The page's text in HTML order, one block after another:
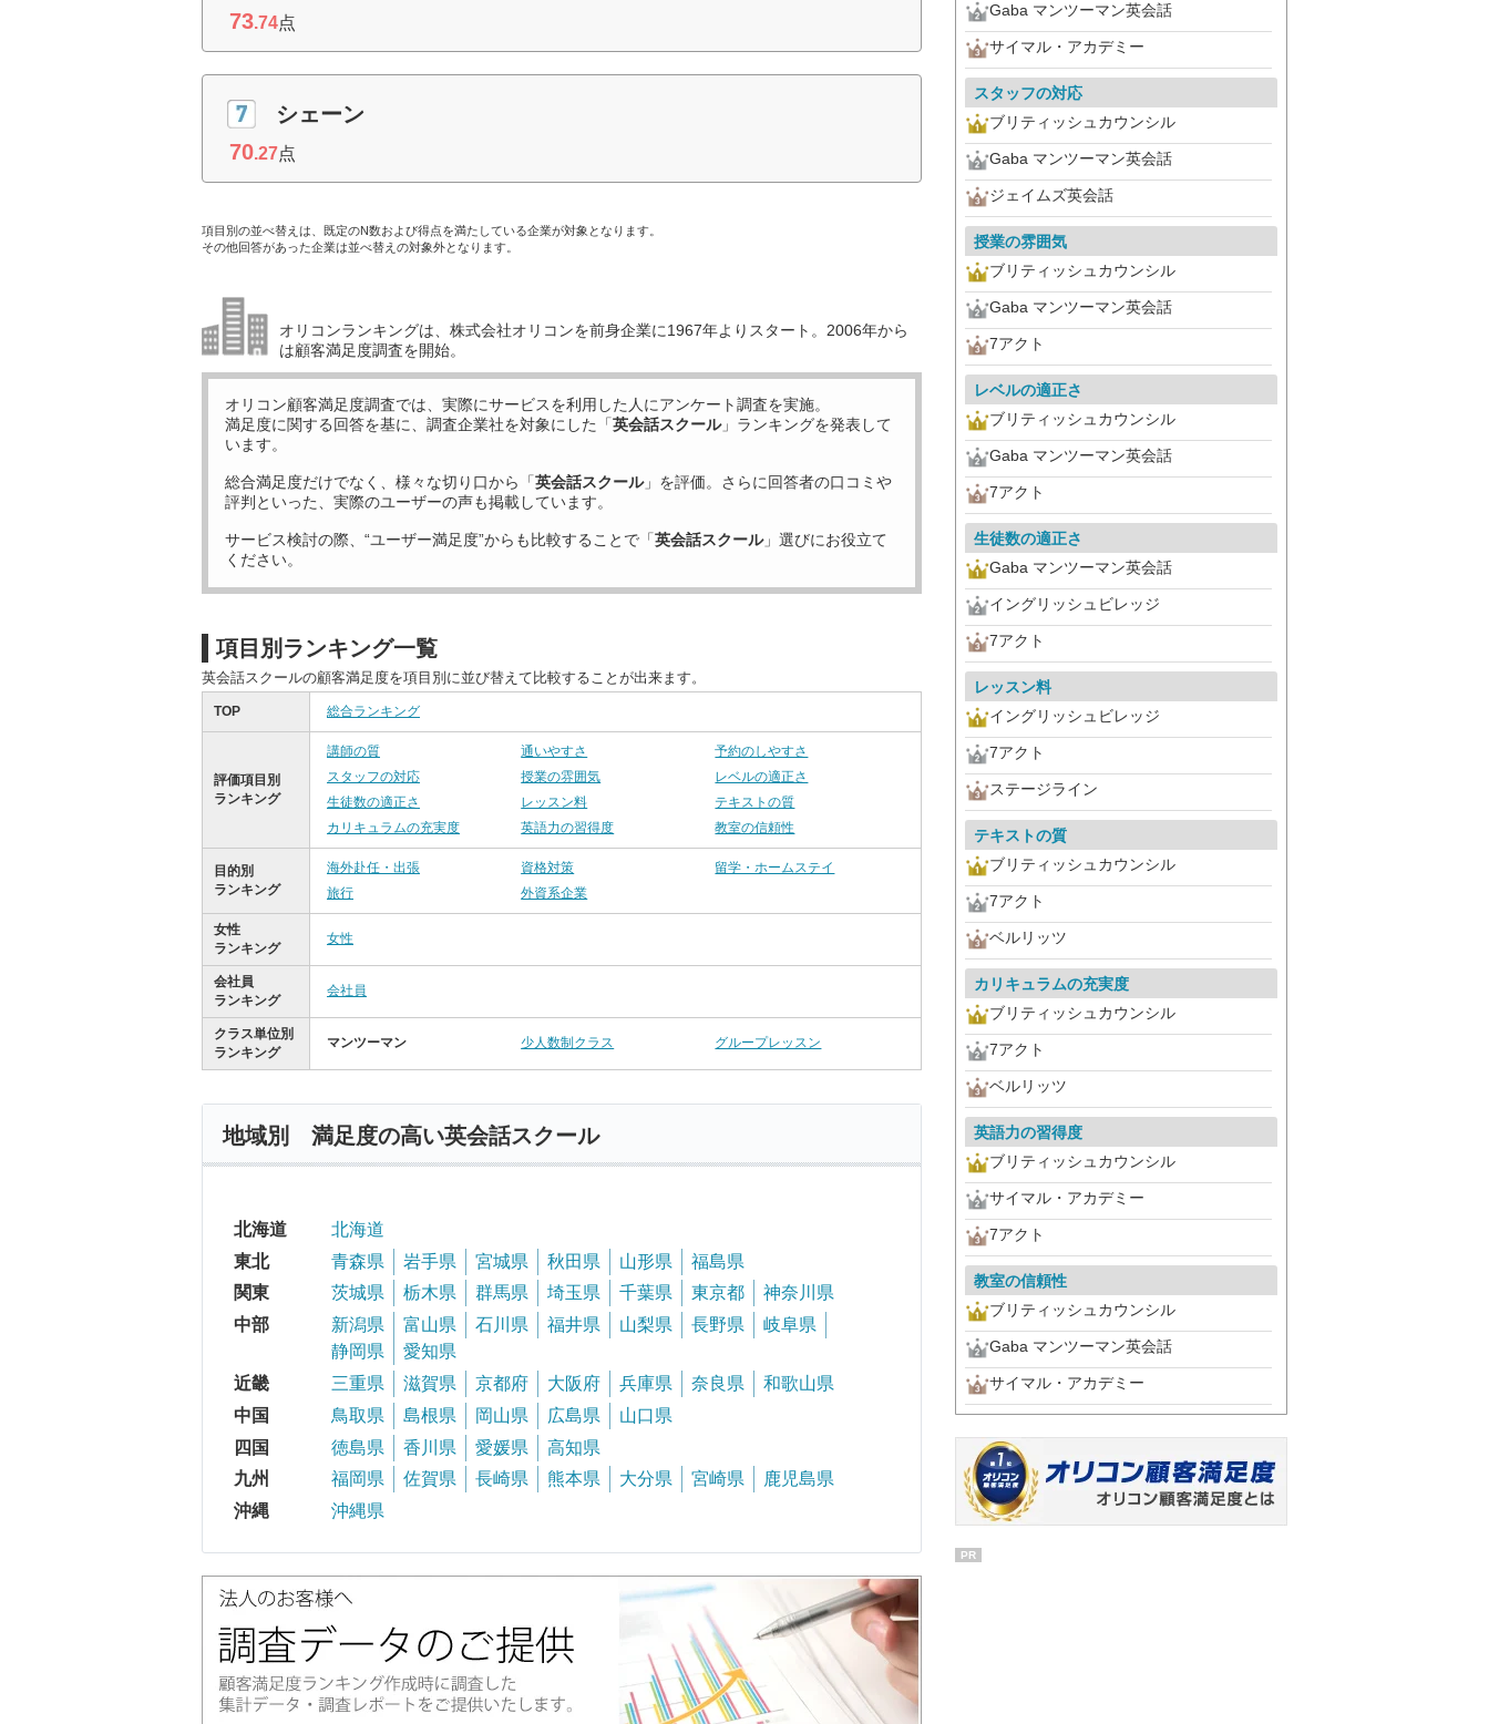
73.74点
シェーン
70.27点
項目別の並べ替えは、既定のN数および得点を満たしている企業が対象となります。
その他回答があった企業は並べ替えの対象外となります。
オリコンランキングは、株式会社オリコンを前身企業に1967年よりスタート。2006年から
は顧客満足度調査を開始。
オリコン顧客満足度調査では、実際にサービスを利用した 人にアンケート調査を実施。
満足度に関する回答を基に、調査企業社を対象にした「英会話スクール」ランキングを発表して
います。
総合満足度だけでなく、様々な切り口から「英会話スクール」を評価。さらに回答者の口コミや
評判といった、実際のユーザーの声も掲載しています。
サービス検討の際、“ユーザー満足度”からも比較することで「英会話スクール」選びにお役立て
ください。
項目別ランキング一覧
英会話スクールの顧客満足度を項目別に並び替えて比較することが出来ます。
TOP 総合ランキング
評価項目別
ランキング
講師の質 通いやすさ
予約のしやすさ
スタッフの対応
授業の雰囲気
レベルの適正さ
生徒数の適正さ
レッスン料
テキストの質
カリキュラムの充実度
英語力の習得度 教室の信頼性
目的別
ランキング
海外赴任・出張 資格対策
留学・ホームステイ
旅行
外資系企業
女性
ランキング
女性
会社員
ランキング
会社員
クラス単位別
ランキング
マンツーマン 少人数制クラス グループレッスン
地域別 満足度の高い英会話スクール
北海道
北海道
東北
青森県 岩手県 宮城県 秋田県 山形県
福島県
関東
茨城県 栃木県 群馬県 埼玉県 千葉県 東京都
神奈川県
中部
新潟県 富山県 石川県 福井県 山梨県 長野県
岐阜県
静岡県
愛知県
近畿
三重県 滋賀県 京都府 大阪府 兵庫県 奈良県
和歌山県
中国
鳥取県 島根県 岡山県 広島県
山口県
四国
徳島県 香川県 愛媛県
高知県
九州
福岡県 佐賀県 長崎県 熊本県 大分県 宮崎県
鹿児島県
沖縄
沖縄県
Gaba マンツーマン英会話
サイマル・アカデミー
スタッフの対応
ブリティッシュカウンシル
Gaba マンツーマン英会話
ジェイムズ英会話
授業の雰囲気
ブリティッシュカウンシル
Gaba マンツーマン英会話
7アクト
レベルの適正さ
ブリティッシュカウンシル
Gaba マンツーマン英会話
7アクト
生徒数の適正さ
Gaba マンツーマン英会話
イングリッシュビレッジ
7アクト
レッスン料
イングリッシュビレッジ
7アクト
ステージライン
テキストの質
ブリティッシュカウンシル
7アクト
ベルリッツ
カリキュラムの充実度
ブリティッシュカウンシル
7アクト
ベルリッツ
英語力の習得度
ブリティッシュカウンシル
サイマル・アカデミー
7アクト
教室の信頼性
ブリティッシュカウンシル
Gaba マンツーマン英会話
サイマル・アカデミー
PR